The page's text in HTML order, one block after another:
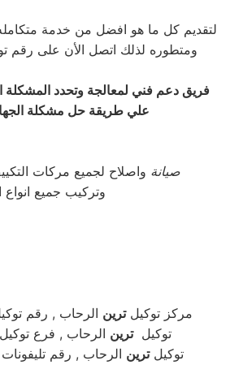
لتقديم كل ما هو افضل من خدمة
ومتطوره لذلك اتصل الأن على رقم
فريق دعم فني لمعالجة وتحدد المشكلة
علي طريقة حل مشكلة
صيانة واصلاح لجميع مركات
وتركيب جميع
مركز توكيلترين الرحاب , رقم
توكيلترين الرحاب , فرع
توكيلترين الرحاب , رقم